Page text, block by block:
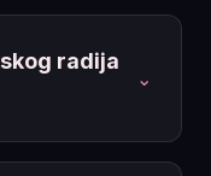
radija
⌄